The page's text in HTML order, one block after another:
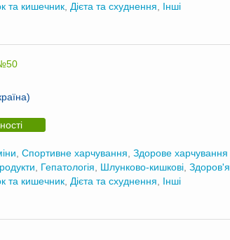
та кишечник Дієта та схуднення Інші
Спортивне харчування Здорове харчування
Гепатологія Шлунково-кишкові Здоров'я
та кишечник Дієта та схуднення Інші